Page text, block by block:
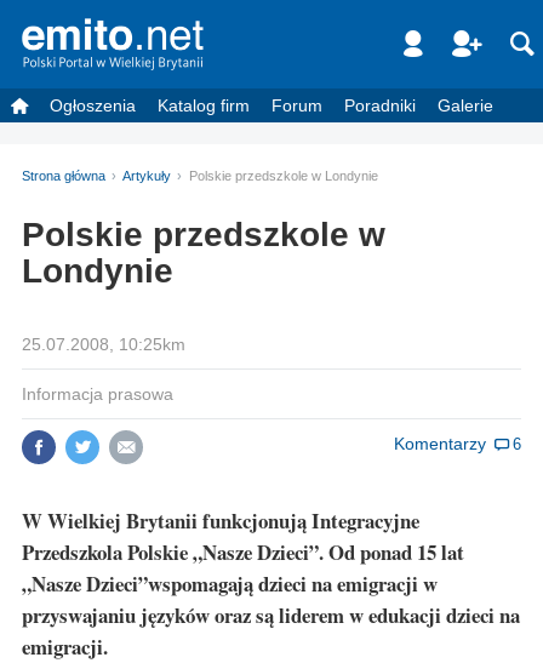
Ogłoszenia Katalog firm Forum Poradniki Galerie
Strona główna Artykuły Polskie przedszkole w Londynie
Polskie przedszkole w
Londynie
25.07.2008, 10:25km
Informacja prasowa
Komentarzy 6
W Wielkiej Brytanii funkcjonują Integracyjne
Przedszkola Polskie „Nasze Dzieci”. Od ponad 15 lat
„Nasze Dzieci”wspomagają dzieci na emigracji w
przyswajaniu języków oraz są liderem w edukacji dzieci na
emigracji.